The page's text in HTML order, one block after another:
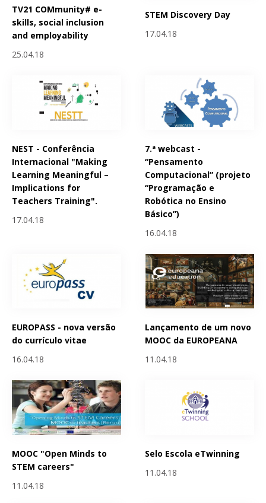
TV21 COMmunity# e-
skills, social inclusion
and employability
25.04.18
STEM Discovery Day
17.04.18
NEST - Conferência
Internacional "Making
Learning Meaningful –
Implications for
Teachers Training".
17.04.18
7.ª webcast -
“Pensamento
Computacional” (projeto
“Programação e
Robótica no Ensino
Básico”)
16.04.18
EUROPASS - nova versão
do currículo vitae
16.04.18
Lançamento de um novo
MOOC da EUROPEANA
11.04.18
MOOC "Open Minds to
STEM careers"
11.04.18
Selo Escola eTwinning
11.04.18